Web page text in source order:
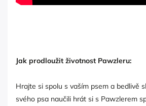
Jak prodloužit životnost Pawzleru:
Hrajte si spolu s vaším psem a bedlivě
svého psa naučili hrát si s Pawzlerem